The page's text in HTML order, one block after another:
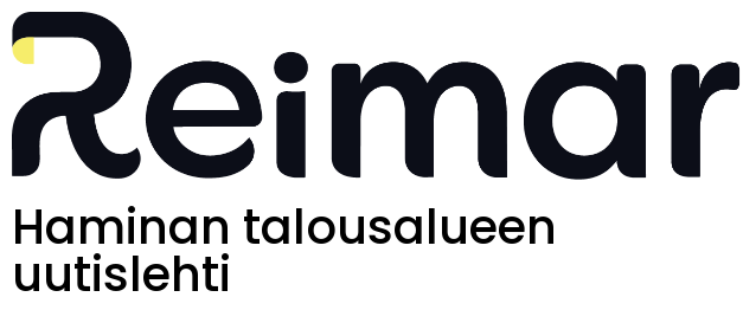
Haminan talousalueen
uutislehti